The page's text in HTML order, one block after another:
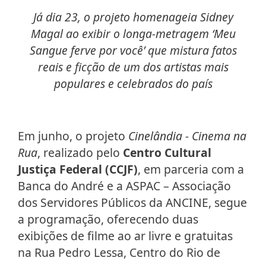
Já dia 23, o projeto homenageia Sidney
Magal ao exibir o longa-metragem ‘Meu
Sangue ferve por você’ que mistura fatos
reais e ficção de um dos artistas mais
populares e celebrados do país
Em junho, o projeto Cinelândia - Cinema na
Rua, realizado pelo Centro Cultural
Justiça Federal (CCJF), em parceria com a
Banca do André e a ASPAC – Associação
dos Servidores Públicos da ANCINE, segue
a programação, oferecendo duas
exibições de filme ao ar livre e gratuitas
na Rua Pedro Lessa, Centro do Rio de